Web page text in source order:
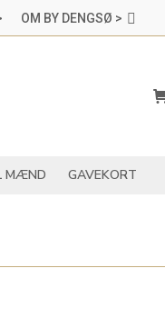
OM BY DENGSØ >
MÆND GAVEKORT